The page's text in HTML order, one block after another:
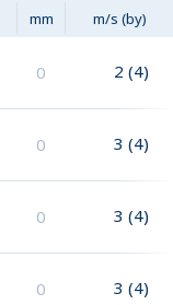
mm m/s (by)
0 2 (4)
0 3 (4)
0 3 (4)
0 3 (4)